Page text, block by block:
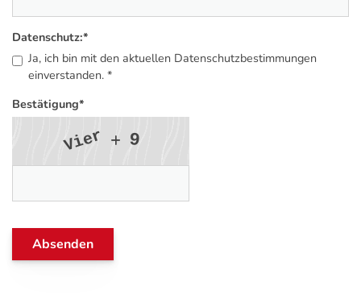
Datenschutz:*
Ja, ich bin mit den aktuellen Datenschutzbestimmungen
einverstanden. *
Bestätigung*
Vier 9